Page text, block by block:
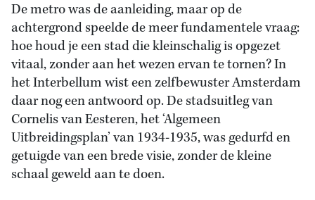
De metro was de aanleiding, maar op de
achtergrond speelde de meer fundamentele vraag:
hoe houd je een stad die kleinschalig is opgezet
vitaal, zonder aan het wezen ervan te tornen? In
het Interbellum wist een zelfbewuster Amsterdam
daar nog een antwoord op. De stadsuitleg van
Cornelis van Eesteren, het ‘Algemeen
Uitbreidingsplan’ van 1934-1935, was gedurfd en
getuigde van een brede visie, zonder de kleine
schaal geweld aan te doen.